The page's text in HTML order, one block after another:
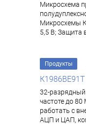
Микросхема
Микросхемы
5,5 В; Защита
Продукты
К1986ВЕ91Т
32-разрядный
частоте до
работать с
АЦП и ЦАП,